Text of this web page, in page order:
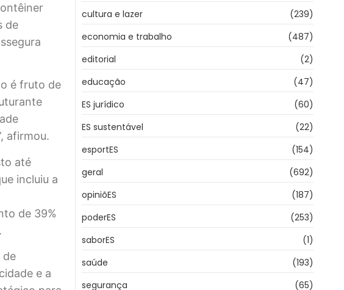
de
é fruto de
afirmou.
até
incluiu a
de 39%
de
e a
cultura e lazer
(239)
economia e trabalho
(487)
editorial
(2)
educação
(47)
ES jurídico
(60)
ES sustentável
(22)
esportES
(154)
geral
(692)
opiniõES
(187)
poderES
(253)
saborES
(1)
saúde
(193)
segurança
(65)